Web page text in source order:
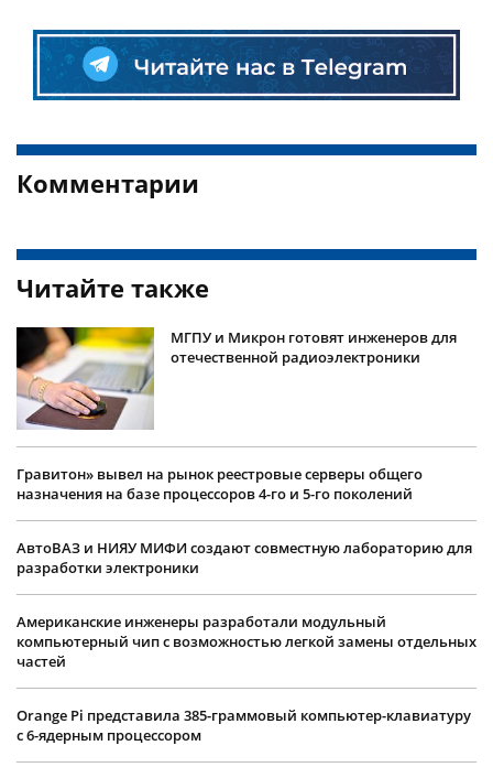
Комментарии
Читайте также
МГПУ и Микрон готовят инженеров для
отечественной радиоэлектроники
Гравитон» вывел на рынок реестровые серверы общего
назначения на базе процессоров 4-го и 5-го поколений
АвтоВАЗ и НИЯУ МИФИ создают совместную лабораторию для
разработки электроники
Американские инженеры разработали модульный
компьютерный чип с возможностью легкой замены отдельных
частей
Orange Pi представила 385-граммовый компьютер-клавиатуру
с 6-ядерным процессором